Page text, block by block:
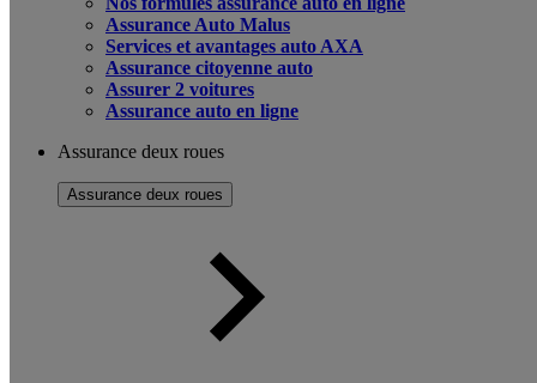
Assurance Auto Malus
Services et avantages auto AXA
Assurance citoyenne auto
Assurer 2 voitures
Assurance auto en ligne
Assurance deux roues
Assurance deux roues